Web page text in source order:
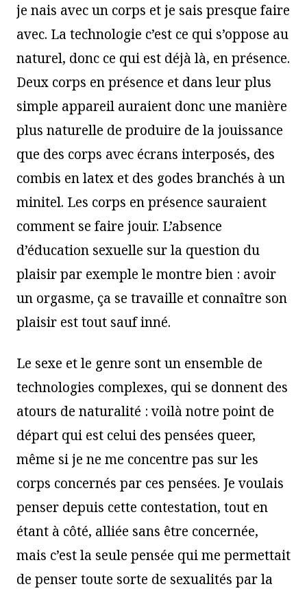
je nais avec un corps et je sais presque faire
avec. La technologie c’est ce qui s’oppose au
naturel, donc ce qui est déjà là, en présence.
Deux corps en présence et dans leur plus
simple appareil auraient donc une manière
plus naturelle de produire de la jouissance
que des corps avec écrans interposés, des
combis en latex et des godes branchés à un
minitel. Les corps en présence sauraient
comment se faire jouir. L’absence
d’éducation sexuelle sur la question du
plaisir par exemple le montre bien : avoir
un orgasme, ça se travaille et connaître son
plaisir est tout sauf inné.
Le sexe et le genre sont un ensemble de
technologies complexes, qui se donnent des
atours de naturalité : voilà notre point de
départ qui est celui des pensées queer,
même si je ne me concentre pas sur les
corps concernés par ces pensées. Je voulais
penser depuis cette contestation, tout en
étant à côté, alliée sans être concernée,
mais c’est la seule pensée qui me permettait
de penser toute sorte de sexualités par la